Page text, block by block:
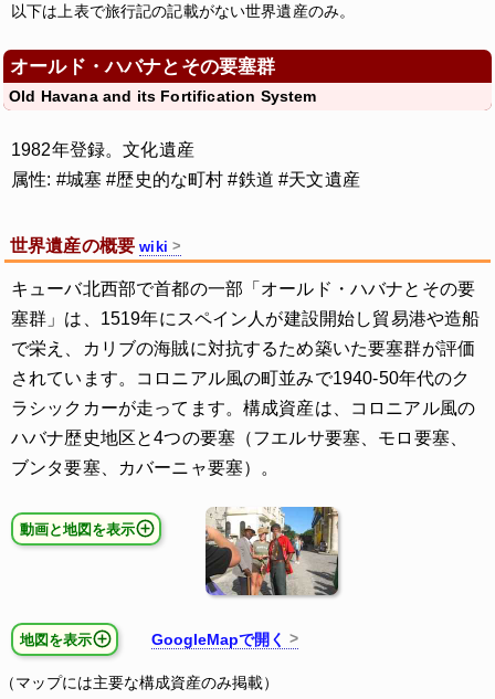
以下は上表で旅行記の記載がない世界遺産のみ。
オールド・ハバナとその要塞群
Old Havana and its Fortification System
1982年登録。文化遺産
属性: #城塞 #歴史的な町村 #鉄道 #天文遺産
世界遺産の概要wiki
キューバ北西部で首都の一部「オールド・ハバナとその要
塞群」は、1519年にスペイン人が建設開始し貿易港や造船
で栄え、カリブの海賊に対抗するため築いた要塞群が評価
されています。コロニアル風の町並みで1940-50年代のク
ラシックカーが走ってます。構成資産は、コロニアル風の
ハバナ歴史地区と4つの要塞（フエルサ要塞、モロ要塞、
ブンタ要塞、カバーニャ要塞）。
動画と地図を表示
地図を表示 GoogleMapで開く
（マップには主要な構成資産のみ掲載）